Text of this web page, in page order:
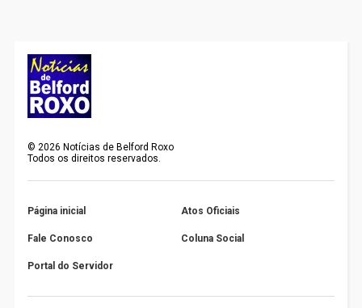
©2026 Notícias de Belford Roxo
Todos os direitos reservados.
Página inicial Atos Oficiais
Fale Conosco Coluna Social
Portal do Servidor